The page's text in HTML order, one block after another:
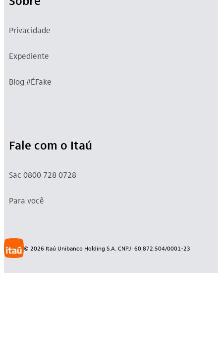
Privacidade
Expediente
Blog #ÉFake
Fale com o Itaú
Sac 0800 728 0728
Para você
© 2026 Itaú Unibanco Holding S.A. CNPJ: 60.872.504/0001-23